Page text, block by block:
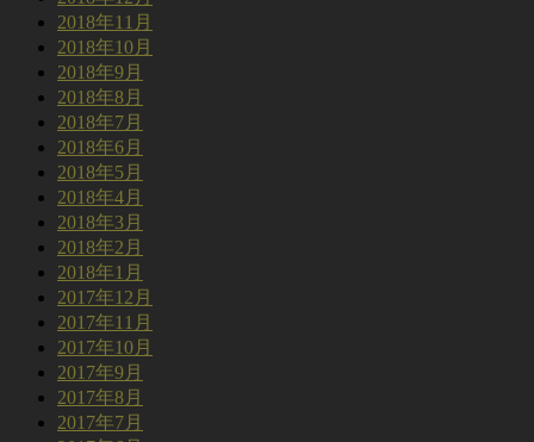
2018年11月
2018年10月
2018年9月
2018年8月
2018年7月
2018年6月
2018年5月
2018年4月
2018年3月
2018年2月
2018年1月
2017年12月
2017年11月
2017年10月
2017年9月
2017年8月
2017年7月